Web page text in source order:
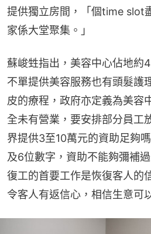
提供獨立房間，「個time slot
家係大堂聚集。」
蘇峻甡指出，美容中心佔地約
不單提供美容服務也有頭髮護
皮的療程，政府亦定義為美容
全未有營業，要安排部分員工
界提供3至10萬元的資助足夠
及6位數字，資助不能夠彌補
復工的首要工作是恢復客人的
令客人有返信心，相信生意可